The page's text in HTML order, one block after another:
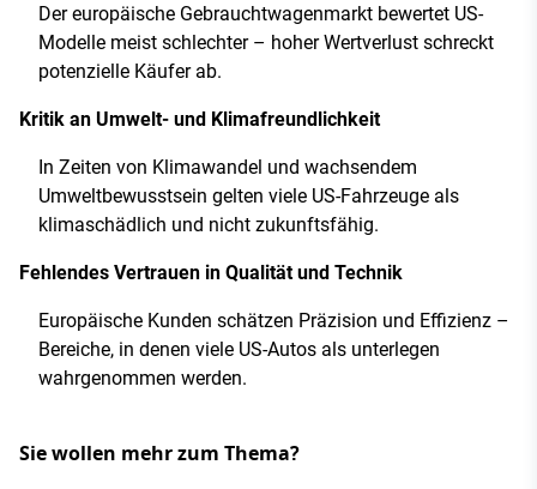
Der europäische Gebrauchtwagenmarkt bewertet US-
Modelle meist schlechter – hoher Wertverlust schreckt
potenzielle Käufer ab.
Kritik an Umwelt- und Klimafreundlichkeit
In Zeiten von Klimawandel und wachsendem
Umweltbewusstsein gelten viele US-Fahrzeuge als
klimaschädlich und nicht zukunftsfähig.
Fehlendes Vertrauen in Qualität und Technik
Europäische Kunden schätzen Präzision und Effizienz –
Bereiche, in denen viele US-Autos als unterlegen
wahrgenommen werden.
Sie wollen mehr zum Thema?